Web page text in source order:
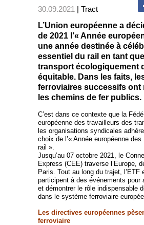
30.09.2021 | Tract
L’Union européenne a
de 2021 l’« Année
une année destinée à
essentiel du rail en tant
transport écologiquement
équitable. Dans les faits,
ferroviaires successifs ont
les chemins de fer publics.
C’est dans ce contexte que la
européenne des travailleurs des
les organisations syndicales
choix de l’« Année européenne
rail ».
Jusqu’au 07 octobre 2021, le
Express (CEE) traverse l’Europe,
Paris. Tout au long du trajet, l’ETF
participent à des événements pour
et démontrer le rôle indispensable
dans le système ferroviaire
Les directives européennes
ferroviaire